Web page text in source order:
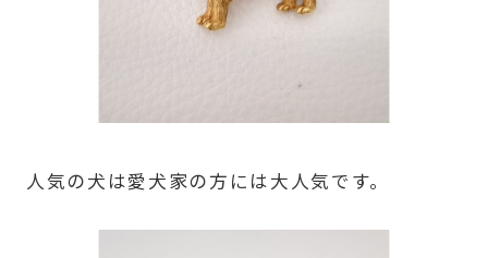
人気の犬は愛犬家の方には大人気です。